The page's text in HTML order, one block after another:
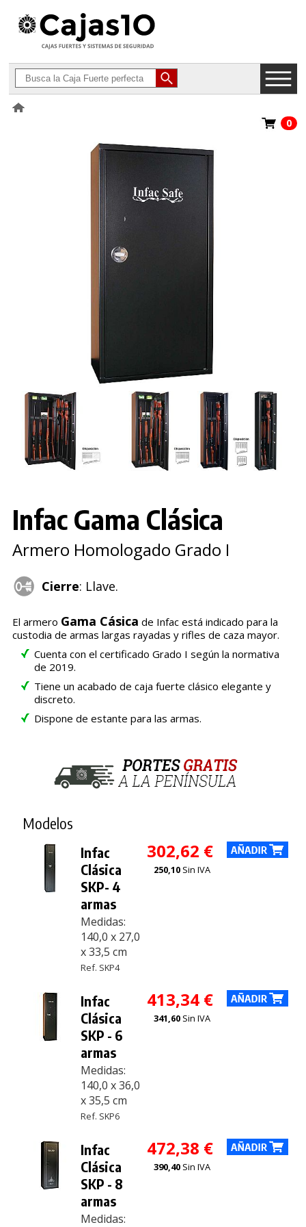
Infac Gama Clásica 0
Infac Gama Clásica
Armero Homologado Grado I
Cierre: Llave.
El armero Gama Cásica de Infac está indicado para la
custodia de armas largas rayadas y rifles de caza mayor.
Cuenta con el certificado Grado I según la normativa
de 2019.
Tiene un acabado de caja fuerte clásico elegante y
discreto.
Dispone de estante para las armas.
Modelos
Infac
Clásica
SKP- 4
armas
Medidas:
140,0 x 27,0
x 33,5 cm
Ref. SKP4
302,62 €
250,10 Sin IVA
Infac
Clásica
SKP - 6
armas
Medidas:
140,0 x 36,0
x 35,5 cm
Ref. SKP6
413,34 €
341,60 Sin IVA
Infac
Clásica
SKP - 8
armas
Medidas:
472,38 €
390,40 Sin IVA